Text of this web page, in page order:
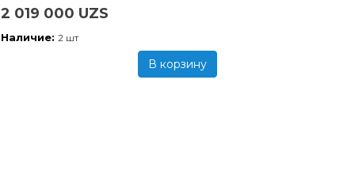
2 019 000 UZS
Наличие: 2 шт
В корзину